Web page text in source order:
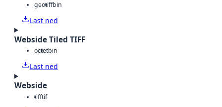
geotiffbin
Last ned
Webside Tiled TIFF
octetbin
Last ned
Webside
tifftif